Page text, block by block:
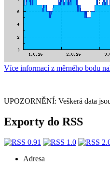
Více informací z měrného bodu
UPOZORNĚNÍ: Veškerá data
Exporty do RSS
Adresa